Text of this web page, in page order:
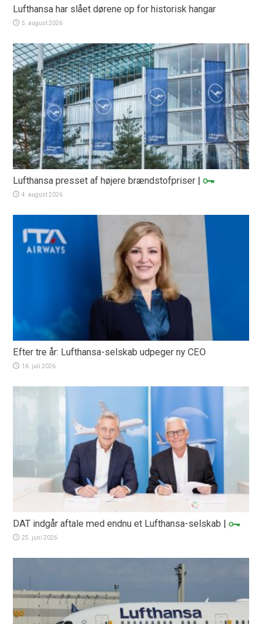
Lufthansa har slået dørene op for historisk hangar
5. august 2026
Lufthansa presset af højere brændstofpriser |
4. august 2026
Efter tre år: Lufthansa-selskab udpeger ny CEO
16. juli 2026
DAT indgår aftale med endnu et Lufthansa-selskab |
25. juni 2026